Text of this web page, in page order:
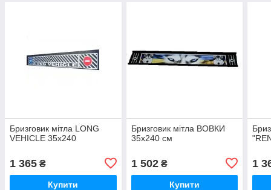
Бризговик мітла LONG
VEHICLE 35х240
1 365 ₴
Купити
Бризговик мітла ВОВКИ
35х240 см
1 502₴
Купити
1